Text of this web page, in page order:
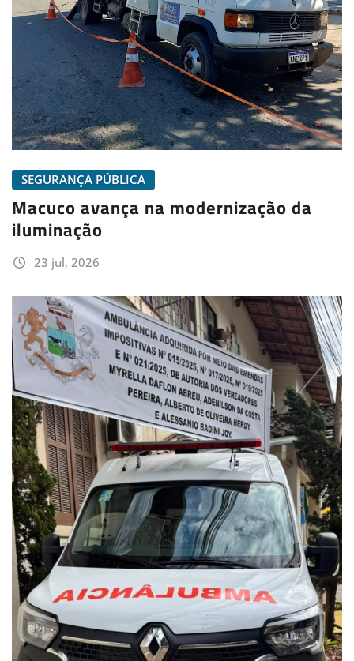
SEGURANÇA PÚBLICA
Macuco avança na modernização da
iluminação
23 jul, 2026